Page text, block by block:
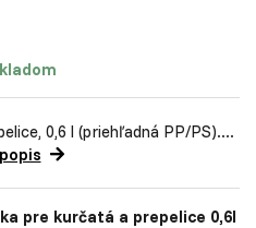
0,6 l (priehľadná PP/PS)....
pre kurčatá a prepelice 0,6l